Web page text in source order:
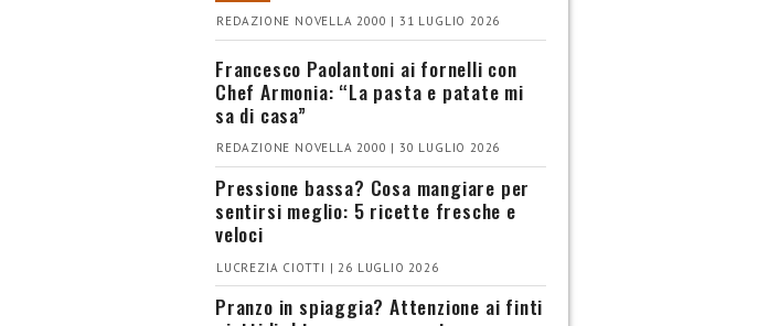
REDAZIONE NOVELLA 2000 | 31 LUGLIO 2026
Francesco Paolantoni ai fornelli con
Chef Armonia: “La pasta e patate mi
sa di casa”
REDAZIONE NOVELLA 2000 | 30 LUGLIO 2026
Pressione bassa? Cosa mangiare per
sentirsi meglio: 5 ricette fresche e
veloci
LUCREZIA CIOTTI | 26 LUGLIO 2026
Pranzo in spiaggia? Attenzione ai finti